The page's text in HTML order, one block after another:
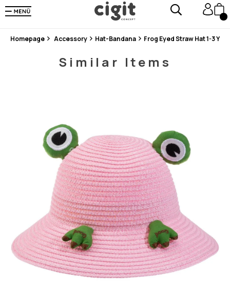
En Uygun Fiyat Garantisi !
300₺ ve Üzeri Alışverişlerde Kargo Ücretsiz !
Homepage Accessory Hat-Bandana Frog Eyed Straw Hat 1-3
Similar Items